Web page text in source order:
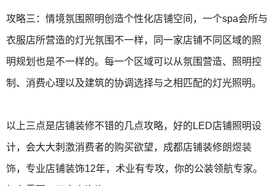
攻略三：情境氛围照明创造个性化店铺空间，一个spa会所与
衣服店所营造的灯光氛围不一样，同一家店铺不同区域的照
明规划也是不一样的。每一个区域可以从氛围营造、照明控
制、消费心理以及建筑的协调选择与之相匹配的灯光照明。
以上三点是店铺装修不错的几点攻略，好的LED店铺照明设
计，会大大刺激消费者的购买欲望，成都店铺装修朗煜装
饰，专业店铺装饰12年，术业有专攻，你的公装领航专家。